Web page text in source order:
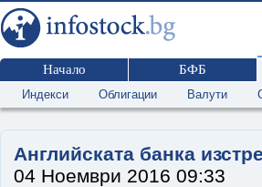
Начало БФБ
Индекси Облигации Валути
Английската банка
04 Ноември 2016 09:33